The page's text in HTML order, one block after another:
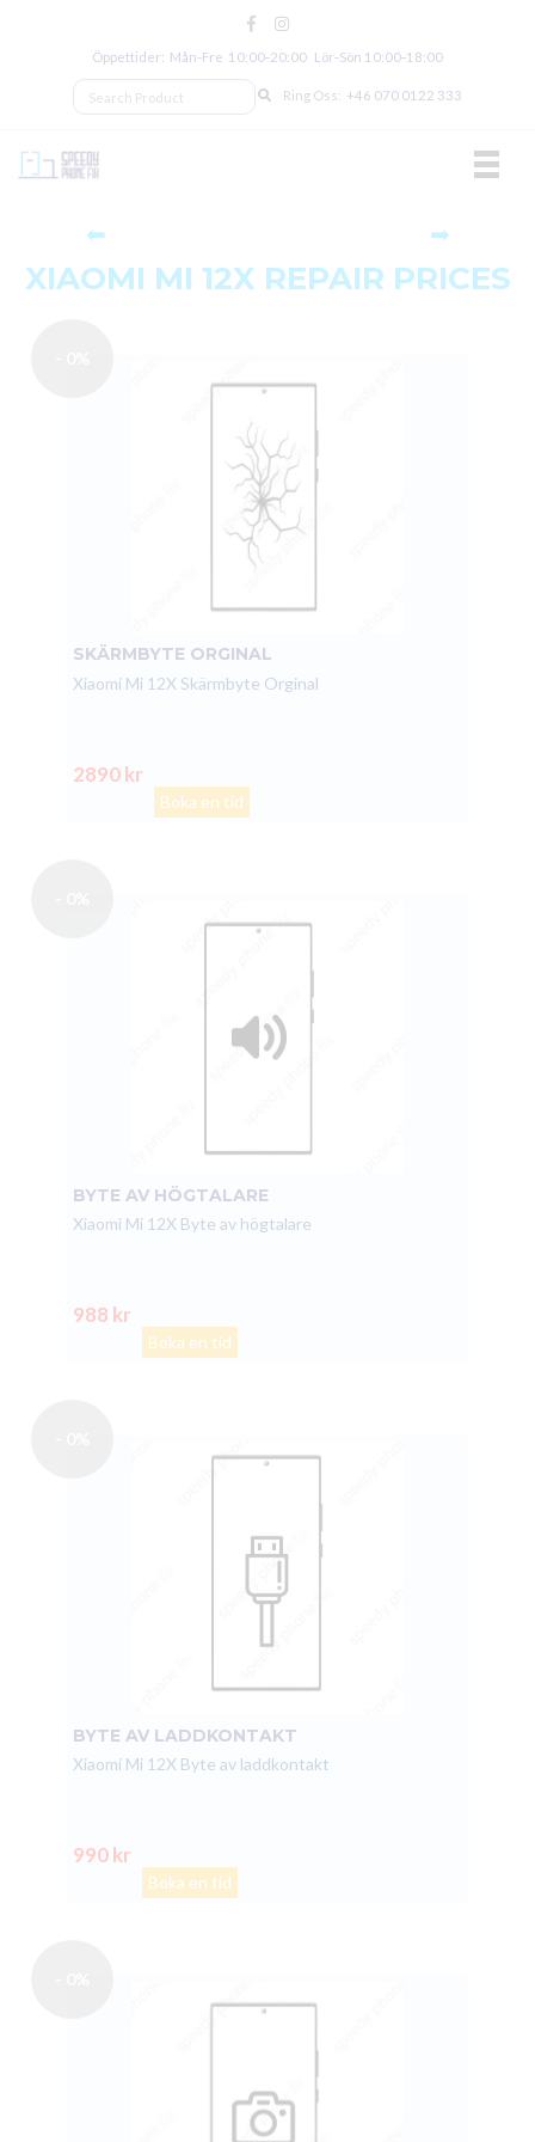
Öppettider: Mån‑Fre 10:00‑20:00 Lör‑Sön 10:00‑18:00
Ring Oss: +46 070 0122 333
⬅ ➡
XIAOMI MI 12X REPAIR PRICES
SKÄRMBYTE ORGINAL
Xiaomi Mi 12X Skärmbyte Orginal
2890 kr
Boka en tid
BYTE AV HÖGTALARE
Xiaomi Mi 12X Byte av högtalare
988 kr
Boka en tid
BYTE AV LADDKONTAKT
Xiaomi Mi 12X Byte av laddkontakt
990 kr
Boka en tid